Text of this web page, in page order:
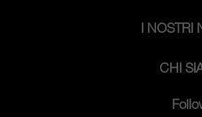
I NOSTRI
CHI